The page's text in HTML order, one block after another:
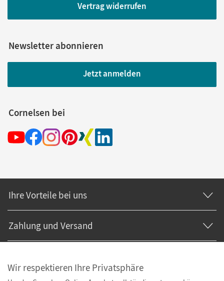
Vertrag widerrufen
Newsletter abonnieren
Jetzt anmelden
Cornelsen bei
Ihre Vorteile bei uns
Zahlung und Versand
Wir respektieren Ihre Privatsphäre